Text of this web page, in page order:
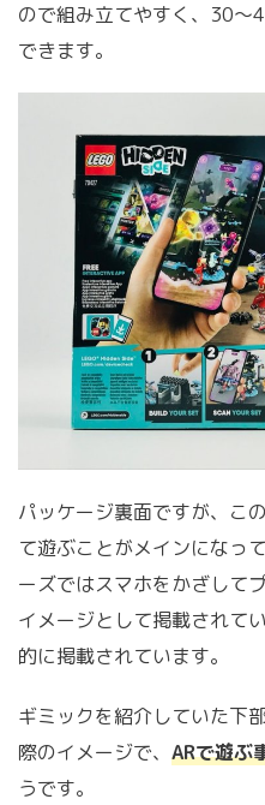
ので組み立てやすく、30〜
できます。
パッケージ裏面ですが、こ
て遊ぶことがメインになっ
ーズではスマホをかざして
イメージとして掲載されて
的に掲載されています。
ギミックを紹介していた下
際のイメージで、 ARで遊ぶ
うです。